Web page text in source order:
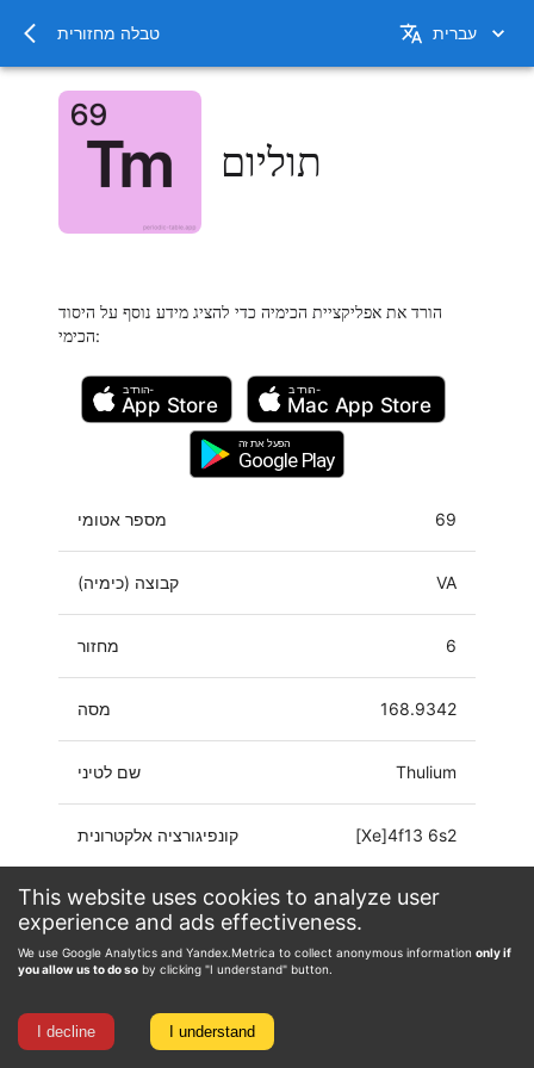
This website uses cookies to analyze user
experience and ads effectiveness.
We use Google Analytics and Yandex.Metrica to collect anonymous information only if
you allow us to do so by clicking "I understand" button.
I decline I understand
טבלה מחזורית עברית
תוליום
הורד את אפליקציית הכימיה כדי להציג מידע נוסף על היסוד
הכימי:
הורד ב-
App Store
הורד ב-
Mac App Store
הפעל את זה
Google Play
מספר אטומי 69
קבוצה (כימיה) VA
מחזור 6
מסה 168.9342
שם לטיני Thulium
קונפיגורציה אלקטרונית [Xe]4f13 6s2
מספרי חמצון 0, 2, 3